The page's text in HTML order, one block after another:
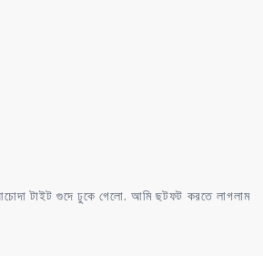
টাইট গুদে ঢুকে গেলো. আমি ছটফট করতে লাগলাম